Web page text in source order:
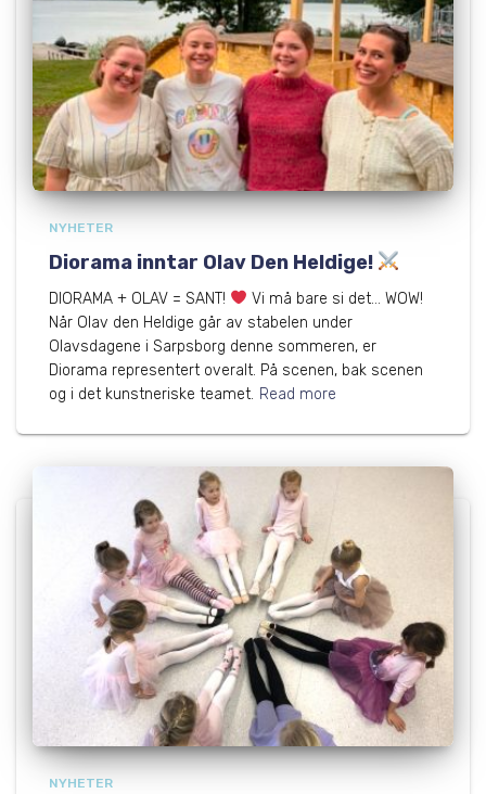
NYHETER
Diorama inntar Olav Den Heldige!
DIORAMA + OLAV = SANT!
Vi må bare si det… WOW!
Når Olav den Heldige går av stabelen under
Olavsdagene i Sarpsborg denne sommeren, er
Diorama representert overalt. På scenen, bak scenen
og i det kunstneriske teamet. Read more
NYHETER